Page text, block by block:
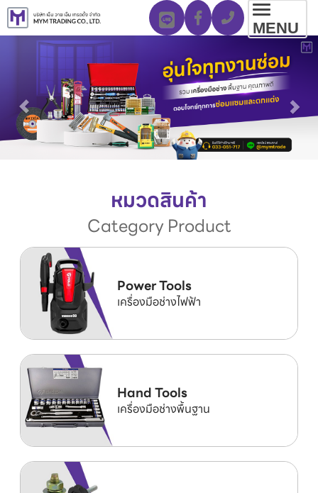
MENU
หมวดสินค้า
Category Product
Power Tools
เครื่องมือช่างไฟฟ้า
Hand Tools
เครื่องมือช่างพื้นฐาน